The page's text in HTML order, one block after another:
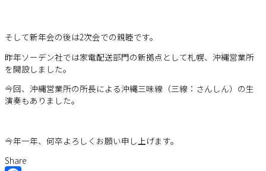
そして新年会の後は2次会での親睦です。
昨年ソーデン社では家電配送部門の新拠点として札幌、沖縄営業所
を開設しました。
今回、沖縄営業所の所長による沖縄三味線（三線：さんしん）の生
演奏もありました。
今年一年、何卒よろしくお願い申し上げます。
Share